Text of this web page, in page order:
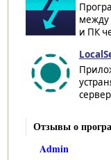
между
и ПК
Отзывы о
Admin